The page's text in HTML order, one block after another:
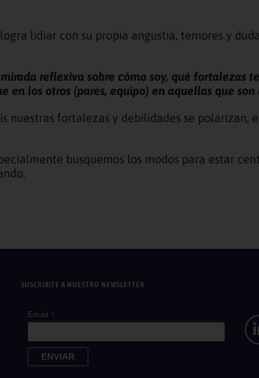
lidiar con su propia angustia, temores y
reflexiva sobre cómo soy, qué fortalezas
en los otros (pares, equipo) en aquellas que
nuestras fortalezas y debilidades se polarizan,
busquemos los modos para estar
SUSCRIBITE A NUESTRO NEWSLETTER
Email *